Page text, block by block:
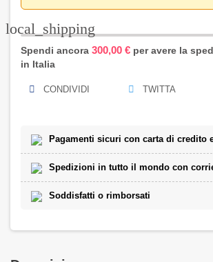
local_shipping
Spendi ancora 300,00 € per avere la
in Italia
CONDIVIDI TWITTA
Pagamenti sicuri con carta di credito
Spedizioni in tutto il mondo con
Soddisfatti o rimborsati